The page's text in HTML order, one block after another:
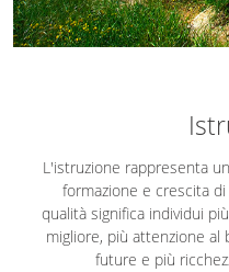
L'istruzione rappresenta
formazione e crescita
qualità significa individui
migliore, più attenzione al
future e più